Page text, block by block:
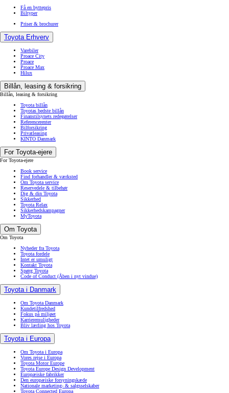
Få en byttepris
Biltyper
Priser & brochurer
Toyota Erhverv
Varebiler
Proace City
Proace
Proace Max
Hilux
Billån, leasing & forsikring
Billån, leasing & forsikring
Toyota billån
Toyotas bedste billån
Finanstilsynets redegørelser
Referencerenter
Bilforsikring
Privatleasing
KINTO Danmark
For Toyota-ejere
For Toyota-ejere
Book service
Find forhandler & værksted
Om Toyota service
Reservedele & tilbehør
Dig & din Toyota
Sikkerhed
Toyota Relax
Sikkerhedskampagner
MyToyota
Om Toyota
Om Toyota
Nyheder fra Toyota
Toyota fordele
Intet er umuligt
Kontakt Toyota
Spørg Toyota
Code of Conduct (Åben i nyt vindue)
Toyota i Danmark
Om Toyota Danmark
Kundetilfredshed
Fokus på miljøet
Karrieremuligheder
Bliv lærling hos Toyota
Toyota i Europa
Om Toyota i Europa
Vores rejse i Europa
Toyota Motor Europe
Toyota Europe Design Development
Europæiske fabrikker
Den europæiske forsyningskæde
Nationale marketing- & salgsselskaber
Toyota Connected Europa